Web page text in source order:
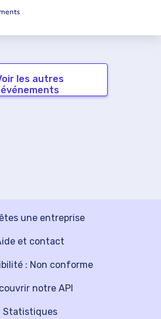
les autres
événements
une entreprise
notre API
et contact
Statistiques
: Non conforme